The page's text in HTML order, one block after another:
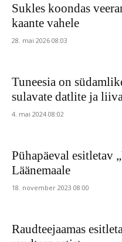
Sukles koondas
kaante vahele
28. mai 2026 08:03
Tuneesia on
sulavate datlite ja
4. mai 2024 08:02
Pühapäeval esitletav
Läänemaale
18. november 2023 08:00
Raudteejaamas